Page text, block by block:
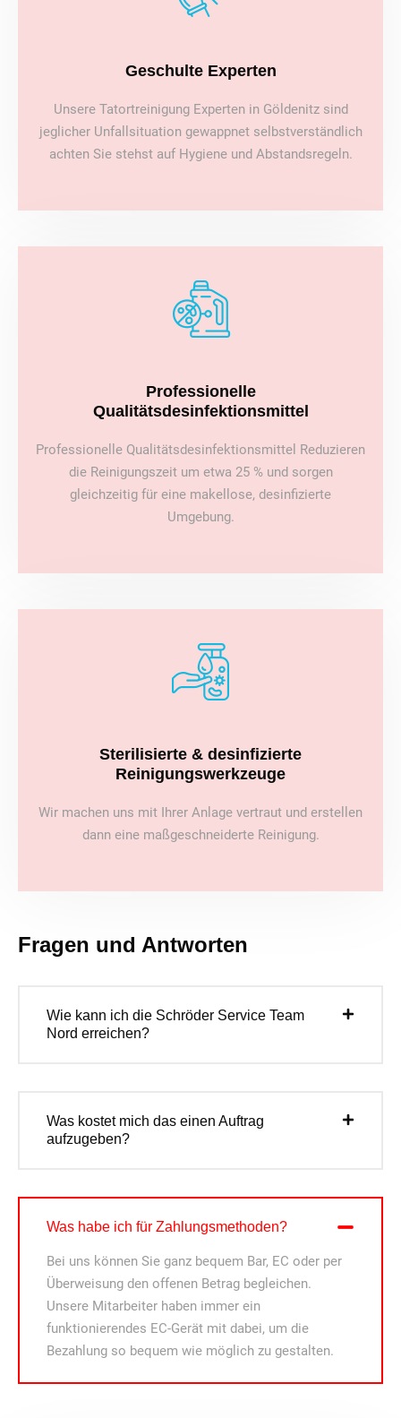
Geschulte Experten
Unsere Tatortreinigung Experten in Göldenitz sind
jeglicher Unfallsituation gewappnet selbstverständlich
achten Sie stehst auf Hygiene und Abstandsregeln.
Professionelle
Qualitätsdesinfektionsmittel
Professionelle Qualitätsdesinfektionsmittel Reduzieren
die Reinigungszeit um etwa 25 % und sorgen
gleichzeitig für eine makellose, desinfizierte
Umgebung.
Sterilisierte & desinfizierte
Reinigungswerkzeuge
Wir machen uns mit Ihrer Anlage vertraut und erstellen
dann eine maßgeschneiderte Reinigung.
Fragen und Antworten
Wie kann ich die Schröder Service Team
Nord erreichen?
Was kostet mich das einen Auftrag
aufzugeben?
Was habe ich für Zahlungsmethoden?
Bei uns können Sie ganz bequem Bar, EC oder per
Überweisung den offenen Betrag begleichen.
Unsere Mitarbeiter haben immer ein
funktionierendes EC-Gerät mit dabei, um die
Bezahlung so bequem wie möglich zu gestalten.